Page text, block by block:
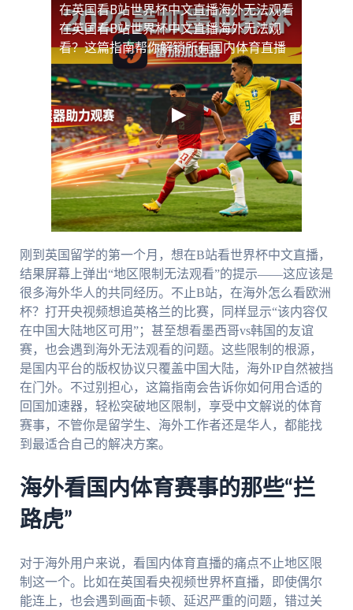
在英国看B站世界杯中文直播海外无法观看
在英国看B站世界杯中文直播海外无法观
看？这篇指南帮你解锁所有国内体育直播
刚到英国留学的第一个月，想在B站看世界杯中文直播，
结果屏幕上弹出“地区限制无法观看”的提示——这应该是
很多海外华人的共同经历。不止B站，在海外怎么看欧洲
杯？打开央视频想追英格兰的比赛，同样显示“该内容仅
在中国大陆地区可用”；甚至想看墨西哥vs韩国的友谊
赛，也会遇到海外无法观看的问题。这些限制的根源，
是国内平台的版权协议只覆盖中国大陆，海外IP自然被挡
在门外。不过别担心，这篇指南会告诉你如何用合适的
回国加速器，轻松突破地区限制，享受中文解说的体育
赛事，不管你是留学生、海外工作者还是华人，都能找
到最适合自己的解决方案。
海外看国内体育赛事的那些“拦
路虎”
对于海外用户来说，看国内体育直播的痛点不止地区限
制这一个。比如在英国看央视频世界杯直播，即使偶尔
能连上，也会遇到画面卡顿、延迟严重的问题，错过关